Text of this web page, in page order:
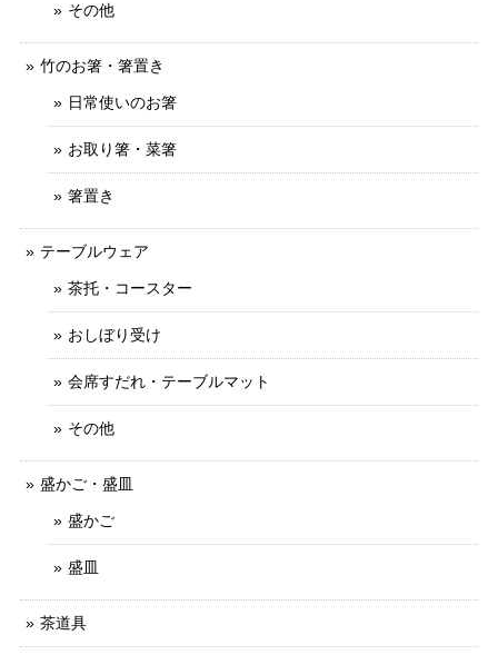
その他
竹のお箸・箸置き
日常使いのお箸
お取り箸・菜箸
箸置き
テーブルウェア
茶托・コースター
おしぼり受け
会席すだれ・テーブルマット
その他
盛かご・盛皿
盛かご
盛皿
茶道具